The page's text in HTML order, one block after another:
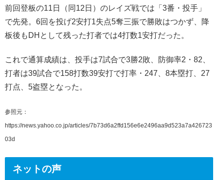
前回登板の11日（同12日）のレイズ戦では「3番・投手」
で先発。6回を投げ2安打1失点5奪三振で勝敗はつかず、降
板後もDHとして残った打者では4打数1安打だった。
これで通算成績は、投手は7試合で3勝2敗、防御率2・82、
打者は39試合で158打数39安打で打率・247、8本塁打、27
打点、5盗塁となった。
参照元：
https://news.yahoo.co.jp/articles/7b73d6a2ffd156e6e2496aa9d523a7a426723
03d
ネットの声